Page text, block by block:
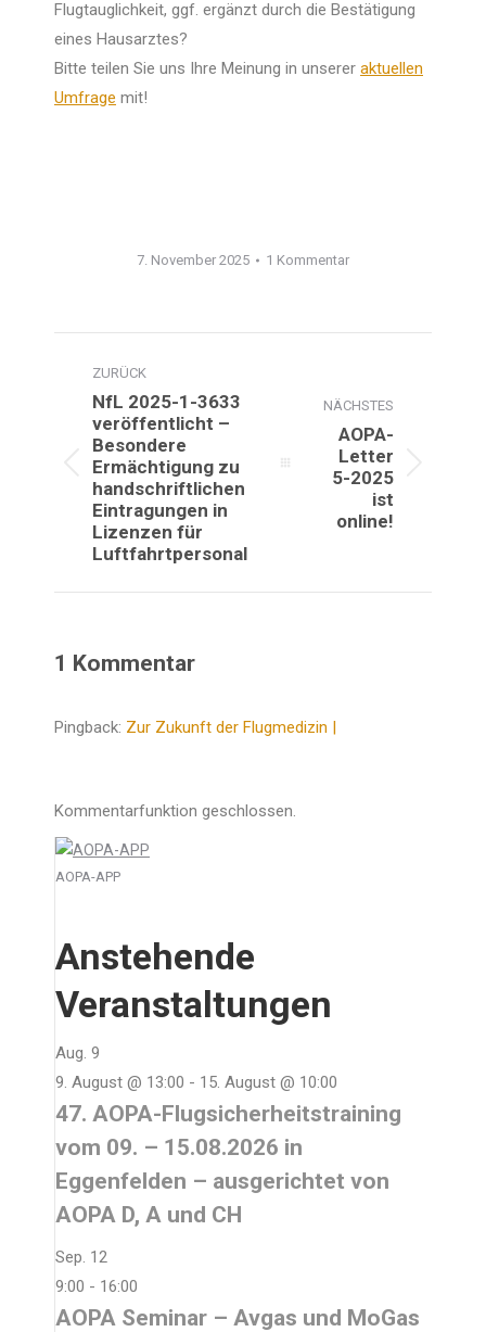
Flugtauglichkeit, ggf. ergänzt durch die Bestätigung
eines Hausarztes?
Bitte teilen Sie uns Ihre Meinung in unserer aktuellen
Umfrage mit!
7. November 2025 1 Kommentar
Kommentarnavigation
ZURÜCK
Vorheriger
Beitrag:
NfL 2025-1-3633
veröffentlicht –
Besondere
Ermächtigung zu
handschriftlichen
Eintragungen in
Lizenzen für
Luftfahrtpersonal
NÄCHSTES
Nächster
Beitrag:
AOPA-
Letter
5-2025
ist
online!
1 Kommentar
Pingback: Zur Zukunft der Flugmedizin |
Kommentarfunktion geschlossen.
AOPA-APP
Anstehende
Veranstaltungen
Aug. 9
9. August @ 13:00 - 15. August @ 10:00
47. AOPA-Flugsicherheitstraining
vom 09. – 15.08.2026 in
Eggenfelden – ausgerichtet von
AOPA D, A und CH
Sep. 12
9:00 - 16:00
AOPA Seminar – Avgas und MoGas